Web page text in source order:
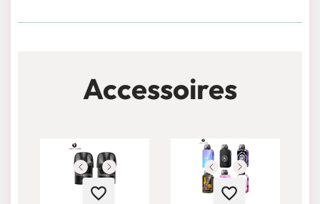
Accessoires
favorite_border favorite_border